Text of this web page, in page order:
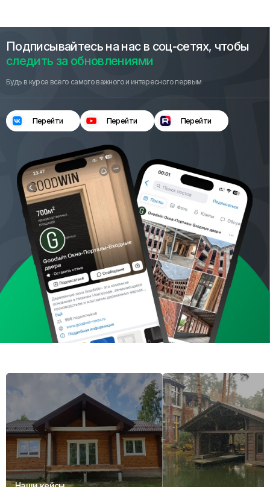
Подписывайтесь на нас в соц-сетях, чтобы
следить за обновлениями
Будь в курсе всего самого важного и интересного первым
Перейти Перейти Перейти